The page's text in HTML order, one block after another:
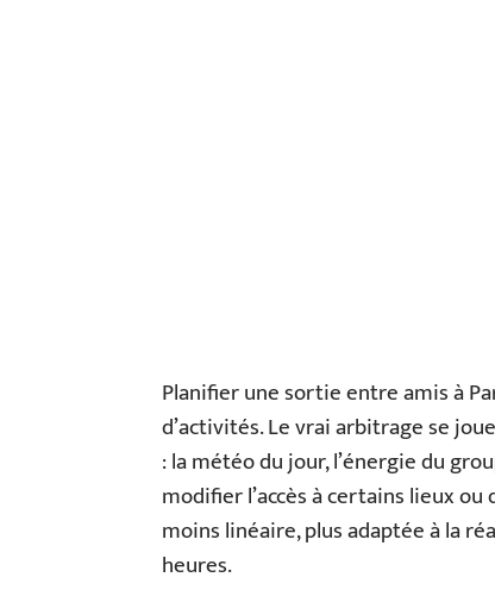
Planifier une sortie entre amis à
d’activités. Le vrai arbitrage se
: la météo du jour, l’énergie du
modifier l’accès à certains lieux
moins linéaire, plus adaptée à la
heures.